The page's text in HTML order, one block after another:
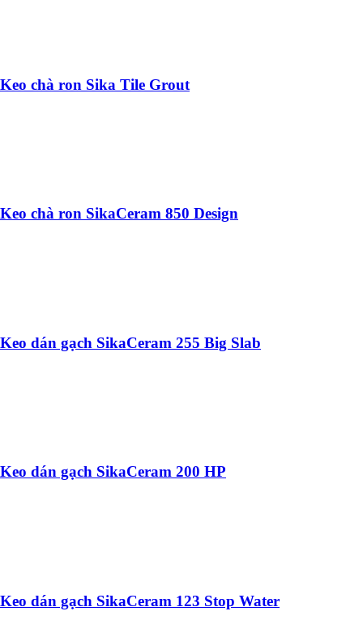
Keo chà ron Sika Tile Grout
Keo chà ron SikaCeram 850 Design
Keo dán gạch SikaCeram 255 Big Slab
Keo dán gạch SikaCeram 200 HP
Keo dán gạch SikaCeram 123 Stop Water